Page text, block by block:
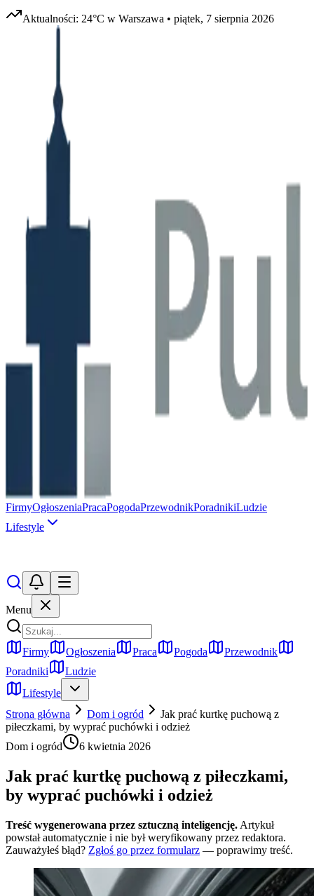
Aktualności: 24°C w Warszawa • piątek, 7 sierpnia 2026
FirmyOgłoszeniaPracaPogodaPrzewodnikPoradnikiLudzie
Lifestyle
Menu
Firmy Ogłoszenia Praca Pogoda
Przewodnik
Poradniki
Ludzie
Lifestyle
Strona główna
Dom i ogród
Jak prać kurtkę puchową z
piłeczkami, by wyprać puchówki i odzież
Dom i ogród
6 kwietnia 2026
Jak prać kurtkę puchową z piłeczkami,
by wyprać puchówki i odzież
Treść wygenerowana przez sztuczną inteligencję. Artykuł
powstał automatycznie i nie był weryfikowany przez redaktora.
Zauważyłeś błąd? Zgłoś go przez formularz — poprawimy treść.